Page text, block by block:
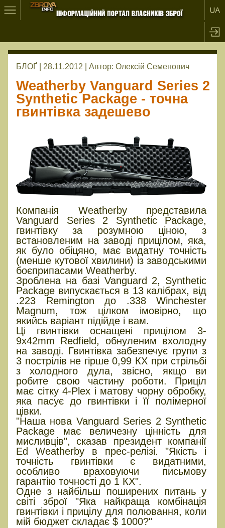
БЛОҐ | 28.11.2012 | Автор: Олексій Семенович
Weatherby Vanguard Series 2
Synthetic Package - точна
гвинтівка задешево
Компанія Weatherby представила
Vanguard Series 2 Synthetic Package,
гвинтівку за розумною ціною, з
встановленим на заводі прицілом, яка,
як було обіцяно, має видатну точність
(менше кутової хвилини) із заводськими
боєприпасами Weatherby.
Зроблена на базі Vanguard 2, Synthetic
Package випускається в 13 калібрах, від
.223 Remington до .338 Winchester
Magnum, тож цілком імовірно, що
якийсь варіант підійде і вам.
Ці гвинтівки оснащені прицілом 3-
9x42mm Redfield, обнуленим вхолодну
на заводі. Гвинтівка забезпечує групи з
3 пострілів не гірше 0,99 КХ при стрільбі
з холодного дула, звісно, якщо ви
робите свою частину роботи. Приціл
має сітку 4-Plex і матову чорну обробку,
яка пасує до гвинтівки і її полімерної
цівки.
"Наша нова Vanguard Series 2 Synthetic
Package має величезну цінність для
мисливців", сказав президент компанії
Ed Weatherby в прес-релізі. "Якість і
точність гвинтівки є видатними,
особливо враховуючи письмову
гарантію точності до 1 КХ".
Одне з найбільш поширених питань у
світі зброї "Яка найкраща комбінація
гвинтівки і прицілу для полювання, коли
мій бюджет складає $ 1000?"